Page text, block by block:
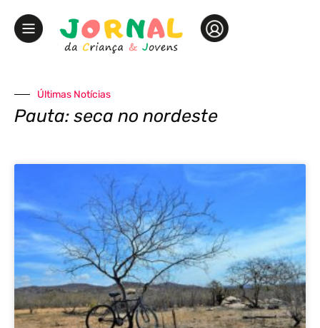
Últimas Notícias
Pauta: seca no nordeste